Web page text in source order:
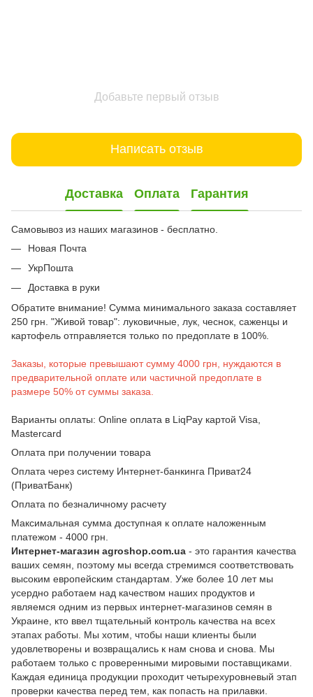
Добавьте первый отзыв
Написать отзыв
Доставка Оплата Гарантия
Самовывоз из наших магазинов - бесплатно.
Новая Почта
УкрПошта
Доставка в руки
Обратите внимание! Сумма минимального заказа составляет
250 грн. "Живой товар": луковичные, лук, чеснок, саженцы и
картофель отправляется только по предоплате в 100%.
Заказы, которые превышают сумму 4000 грн, нуждаются в
предварительной оплате или частичной предоплате в
размере 50% от суммы заказа.
Варианты оплаты: Online оплата в LiqPay картой Visa,
Mastercard
Оплата при получении товара
Оплата через систему Интернет-банкинга Приват24
(ПриватБанк)
Оплата по безналичному расчету
Максимальная сумма доступная к оплате наложенным
платежом - 4000 грн.
Интернет-магазин agroshop.com.ua - это гарантия качества
ваших семян, поэтому мы всегда стремимся соответствовать
высоким европейским стандартам. Уже более 10 лет мы
усердно работаем над качеством наших продуктов и
являемся одним из первых интернет-магазинов семян в
Украине, кто ввел тщательный контроль качества на всех
этапах работы. Мы хотим, чтобы наши клиенты были
удовлетворены и возвращались к нам снова и снова. Мы
работаем только с проверенными мировыми поставщиками.
Каждая единица продукции проходит четырехуровневый этап
проверки качества перед тем, как попасть на прилавки.